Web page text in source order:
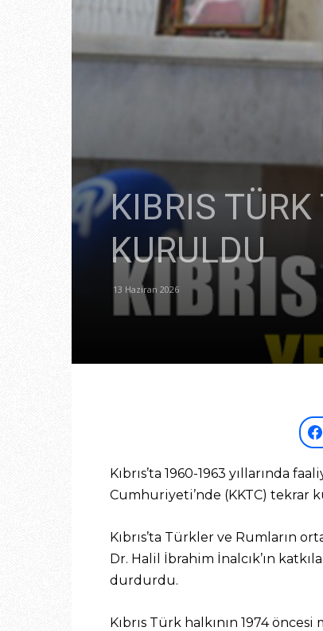
KIBRIS
KURULDU
13 Haziran 2026
Kıbrıs’ta 1960-1963 yıllarında
Cumhuriyeti’nde (KKTC) tekrar
Kıbrıs’ta Türkler ve Rumların
Dr. Halil İbrahim İnalcık’ın
durdurdu.
Kıbrıs Türk halkının 1974